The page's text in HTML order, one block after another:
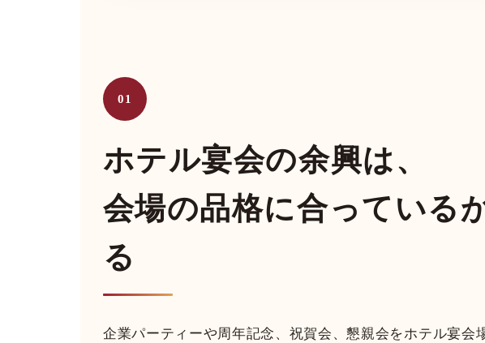
01
ホテル宴会の余興は、
会場の品格に合っている
る
企業パーティーや周年記念、祝賀会、懇親会をホテル宴会